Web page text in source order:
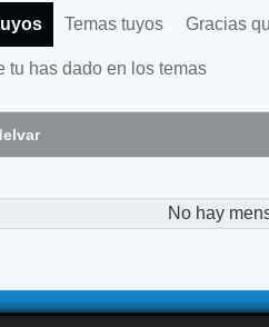
Temas tuyos Gracias
tu has dado en los temas
No hay